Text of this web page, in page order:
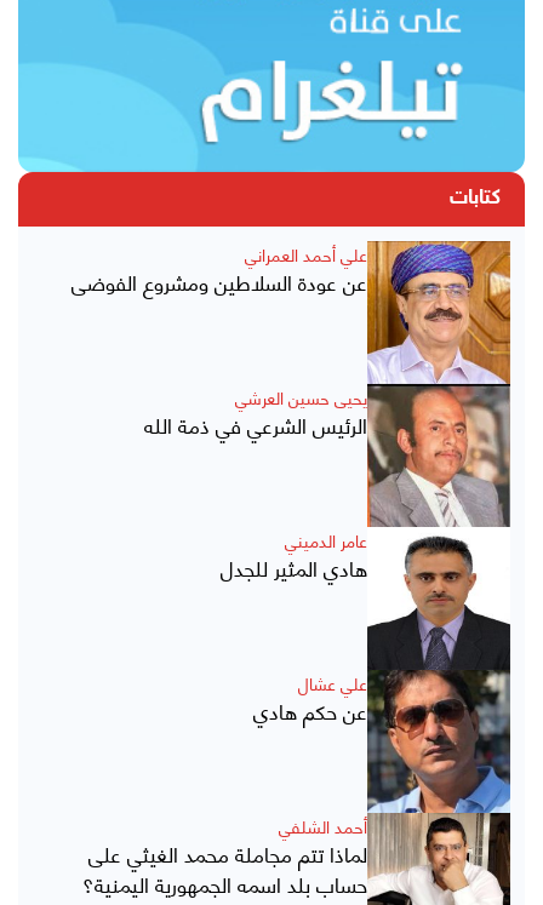
كتابات
علي أحمد العمراني
عن عودة السلاطين ومشروع الفوضى
يحيى حسين العرشي
الرئيس الشرعي في ذمة الله
عامر الدميني
هادي المثير للجدل
علي عشال
عن حكم هادي
أحمد الشلفي
لماذا تتم مجاملة محمد الغيثي على
حساب بلد اسمه الجمهورية اليمنية؟